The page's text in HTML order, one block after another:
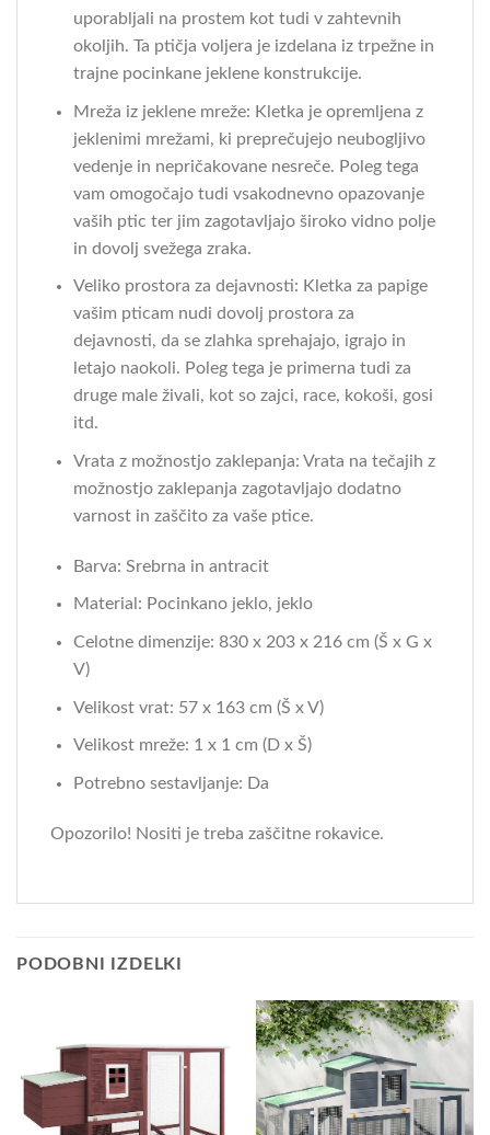
uporabljali na prostem kot tudi v zahtevnih
okoljih. Ta ptičja voljera je izdelana iz trpežne in
trajne pocinkane jeklene konstrukcije.
Mreža iz jeklene mreže: Kletka je opremljena z
jeklenimi mrežami, ki preprečujejo neubogljivo
vedenje in nepričakovane nesreče. Poleg tega
vam omogočajo tudi vsakodnevno opazovanje
vaših ptic ter jim zagotavljajo široko vidno polje
in dovolj svežega zraka.
Veliko prostora za dejavnosti: Kletka za papige
vašim pticam nudi dovolj prostora za
dejavnosti, da se zlahka sprehajajo, igrajo in
letajo naokoli. Poleg tega je primerna tudi za
druge male živali, kot so zajci, race, kokoši, gosi
itd.
Vrata z možnostjo zaklepanja: Vrata na tečajih z
možnostjo zaklepanja zagotavljajo dodatno
varnost in zaščito za vaše ptice.
Barva: Srebrna in antracit
Material: Pocinkano jeklo, jeklo
Celotne dimenzije: 830 x 203 x 216 cm (Š x G x
V)
Velikost vrat: 57 x 163 cm (Š x V)
Velikost mreže: 1 x 1 cm (D x Š)
Potrebno sestavljanje: Da
Opozorilo! Nositi je treba zaščitne rokavice.
PODOBNI IZDELKI